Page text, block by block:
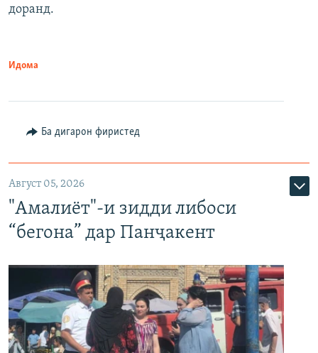
доранд.
Идома
Ба дигарон фиристед
Август 05, 2026
"Амалиёт"-и зидди либоси
“бегона” дар Панҷакент